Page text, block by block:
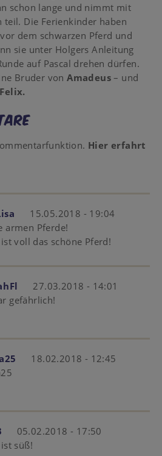
schon lange und nimmt mit
teil. Die Ferienkinder haben
dem schwarzen Pferd und
sie unter Holgers Anleitung
auf Pascal drehen dürfen.
Bruder vonAmadeus– und
Hier erfahrt
15.05.2018 - 19:04
armen Pferde!
ist voll das schöne Pferd!
27.03.2018 - 14:01
gefährlich!
18.02.2018 - 12:45
05.02.2018 - 17:50
süß!